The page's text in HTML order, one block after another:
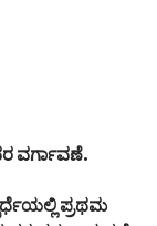
ವರ್ಗಾವಣೆ.
ಪ್ರಥಮ